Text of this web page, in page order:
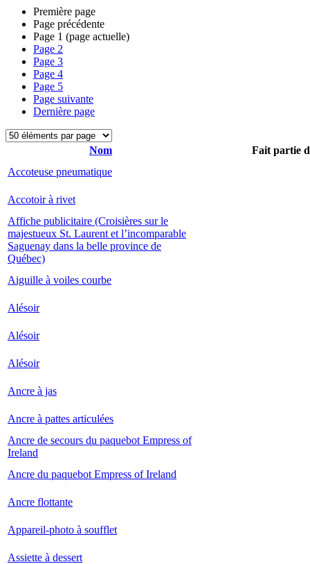
Première page
Page précédente
Page 1 (page actuelle)
Page 2
Page 3
Page 4
Page 5
Page suivante
Dernière page
Nom
Fait partie
Accoteuse pneumatique
Accotoir à rivet
Affiche publicitaire (Croisières sur le
majestueux St. Laurent et l’incomparable
Saguenay dans la belle province de
Québec)
Aiguille à voiles courbe
Alésoir
Alésoir
Alésoir
Ancre à jas
Ancre à pattes articulées
Ancre de secours du paquebot Empress of
Ireland
Ancre du paquebot Empress of Ireland
Ancre flottante
Appareil-photo à soufflet
Assiette à dessert